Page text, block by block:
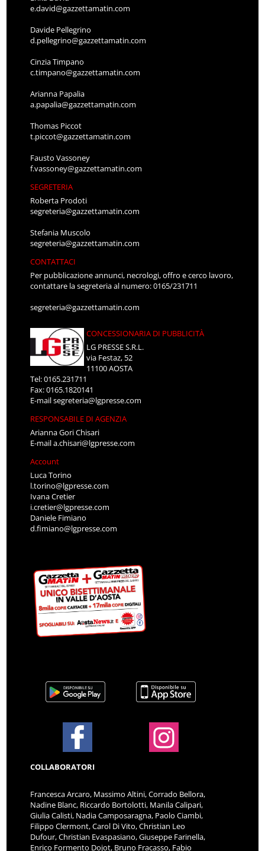
e.david@gazzettamatin.com
Davide Pellegrino
d.pellegrino@gazzettamatin.com
Cinzia Timpano
c.timpano@gazzettamatin.com
Arianna Papalia
a.papalia@gazzettamatin.com
Thomas Piccot
t.piccot@gazzettamatin.com
Fausto Vassoney
f.vassoney@gazzettamatin.com
SEGRETERIA
Roberta Prodoti
segreteria@gazzettamatin.com
Stefania Muscolo
segreteria@gazzettamatin.com
CONTATTACI
Per pubblicazione annunci, necrologi, offro e cerco lavoro,
contattare la segreteria al numero: 0165/231711
segreteria@gazzettamatin.com
CONCESSIONARIA DI PUBBLICITÀ
LG PRESSE S.R.L.
via Festaz, 52
11100 AOSTA
Tel: 0165.231711
Fax: 0165.1820141
E-mailsegreteria@lgpresse.com
RESPONSABILE DI AGENZIA
Arianna Gori Chisari
E-maila.chisari@lgpresse.com
Account
Luca Torino
l.torino@lgpresse.com
Ivana Cretier
i.cretier@lgpresse.com
Daniele Fimiano
d.fimiano@lgpresse.com
COLLABORATORI
Francesca Arcaro, Massimo Altini, Corrado Bellora,
Nadine Blanc, Riccardo Bortolotti, Manila Calipari,
Giulia Calisti, Nadia Camposaragna, Paolo Ciambi,
Filippo Clermont, Carol Di Vito, Christian Leo
Dufour, Christian Evaspasiano, Giuseppe Farinella,
Enrico Formento Dojot, Bruno Fracasso, Fabio